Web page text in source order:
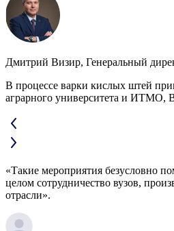
Дмитрий Визир, Генеральный
В процессе варки кислых штей
аграрного университета и ИТМО,
«Такие мероприятия безусловно
целом сотрудничество вузов,
отрасли».